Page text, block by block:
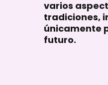
varios
tradiciones,
únicamente
futuro.